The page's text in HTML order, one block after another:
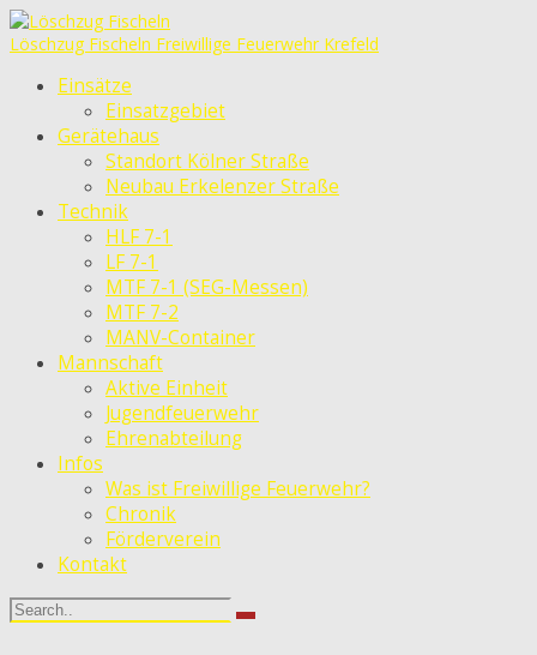
Löschzug Fischeln Freiwillige Feuerwehr Krefeld
Einsätze
Einsatzgebiet
Gerätehaus
Standort Kölner Straße
Neubau Erkelenzer Straße
Technik
HLF 7-1
LF 7-1
MTF 7-1 (SEG-Messen)
MTF 7-2
MANV-Container
Mannschaft
Aktive Einheit
Jugendfeuerwehr
Ehrenabteilung
Infos
Was ist Freiwillige Feuerwehr?
Chronik
Förderverein
Kontakt